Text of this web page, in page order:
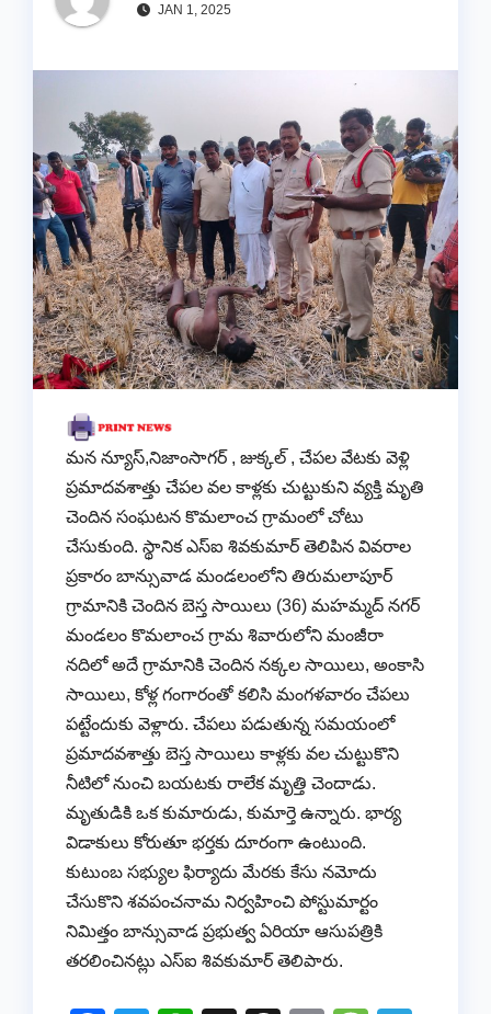
JAN 1, 2025
మన న్యూస్,నిజాంసాగర్ , జుక్కల్ , చేపల వేటకు వెళ్లి
ప్రమాదవశాత్తు చేపల వల కాళ్లకు చుట్టుకుని వ్యక్తి మృతి
చెందిన సంఘటన కొమలాంచ గ్రామంలో చోటు
చేసుకుంది. స్థానిక ఎస్ఐ శివకుమార్ తెలిపిన వివరాల
ప్రకారం బాన్సువాడ మండలంలోని తిరుమలాపూర్
గ్రామానికి చెందిన బెస్త సాయిలు (36) మహమ్మద్ నగర్
మండలం కొమలాంచ గ్రామ శివారులోని మంజీరా
నదిలో అదే గ్రామానికి చెందిన నక్కల సాయిలు, అంకాసి
సాయిలు, కోళ్ల గంగారంతో కలిసి మంగళవారం చేపలు
పట్టేందుకు వెళ్లారు. చేపలు పడుతున్న సమయంలో
ప్రమాదవశాత్తు బెస్త సాయిలు కాళ్లకు వల చుట్టుకొని
నీటిలో నుంచి బయటకు రాలేక మృత్తి చెందాడు.
మృతుడికి ఒక కుమారుడు, కుమార్తె ఉన్నారు. భార్య
విడాకులు కోరుతూ భర్తకు దూరంగా ఉంటుంది.
కుటుంబ సభ్యుల ఫిర్యాదు మేరకు కేసు నమోదు
చేసుకొని శవపంచనామ నిర్వహించి పోస్టుమార్టం
నిమిత్తం బాన్సువాడ ప్రభుత్వ ఏరియా ఆసుపత్రికి
తరలించినట్లు ఎస్ఐ శివకుమార్ తెలిపారు.